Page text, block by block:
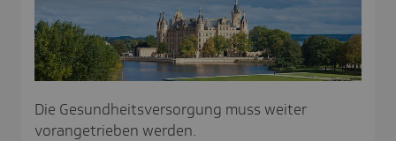
Die Gesundheitsversorgung muss weiter
vorangetrieben werden.